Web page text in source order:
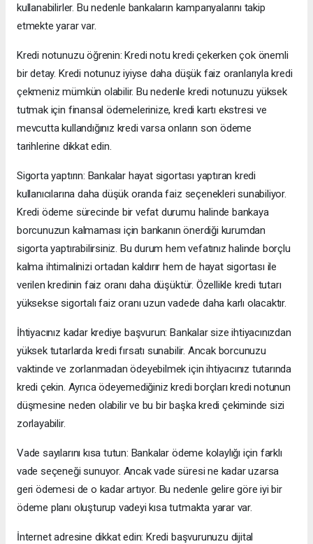
kullanabilirler. Bu nedenle bankaların kampanyalarını takip
etmekte yarar var.
Kredi notunuzu öğrenin: Kredi notu kredi çekerken çok önemli
bir detay. Kredi notunuz iyiyse daha düşük faiz oranlarıyla kredi
çekmeniz mümkün olabilir. Bu nedenle kredi notunuzu yüksek
tutmak için finansal ödemelerinize, kredi kartı ekstresi ve
mevcutta kullandığınız kredi varsa onların son ödeme
tarihlerine dikkat edin.
Sigorta yaptırın: Bankalar hayat sigortası yaptıran kredi
kullanıcılarına daha düşük oranda faiz seçenekleri sunabiliyor.
Kredi ödeme sürecinde bir vefat durumu halinde bankaya
borcunuzun kalmaması için bankanın önerdiği kurumdan
sigorta yaptırabilirsiniz. Bu durum hem vefatınız halinde borçlu
kalma ihtimalinizi ortadan kaldırır hem de hayat sigortası ile
verilen kredinin faiz oranı daha düşüktür. Özellikle kredi tutarı
yüksekse sigortalı faiz oranı uzun vadede daha karlı olacaktır.
İhtiyacınız kadar krediye başvurun: Bankalar size ihtiyacınızdan
yüksek tutarlarda kredi fırsatı sunabilir. Ancak borcunuzu
vaktinde ve zorlanmadan ödeyebilmek için ihtiyacınız tutarında
kredi çekin. Ayrıca ödeyemediğiniz kredi borçları kredi notunun
düşmesine neden olabilir ve bu bir başka kredi çekiminde sizi
zorlayabilir.
Vade sayılarını kısa tutun: Bankalar ödeme kolaylığı için farklı
vade seçeneği sunuyor. Ancak vade süresi ne kadar uzarsa
geri ödemesi de o kadar artıyor. Bu nedenle gelire göre iyi bir
ödeme planı oluşturup vadeyi kısa tutmakta yarar var.
İnternet adresine dikkat edin: Kredi başvurunuzu dijital